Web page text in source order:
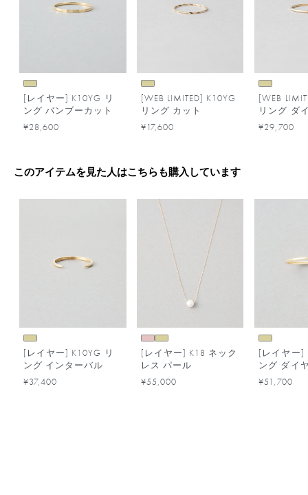
[レイヤー] K10YG リ
ング バンブーカット
¥28,600
[WEB LIMITED] K10YG
リング カット
¥17,600
[WEB
リング ダ
¥29,700
このアイテムを見た人はこちらも購入しています
[レイヤー] K10YG リ
ング インターバル
¥37,400
[レイヤー] K18 ネック
レス パール
¥55,000
[レイヤー]
ング ダイ
¥51,700